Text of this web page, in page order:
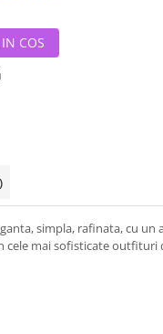
COS
simpla, rafinata, cu
cele mai sofisticate outfituri